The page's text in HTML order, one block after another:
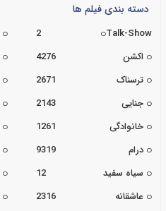
دسته بندی فیلم ها
Talk-Show
2
اکشن
4276
ترسناک
2671
جنایی
2143
خانوادگی
1261
درام
9319
سیاه سفید
12
عاشقانه
2316